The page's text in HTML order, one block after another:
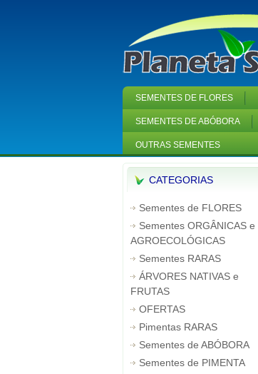
SEMENTES DE FLORES
SEMENTES DE ABÓBORA
OUTRAS SEMENTES
CATEGORIAS
Sementes de FLORES
Sementes ORGÂNICAS e
AGROECOLÓGICAS
Sementes RARAS
ÁRVORES NATIVAS e
FRUTAS
OFERTAS
Pimentas RARAS
Sementes de ABÓBORA
Sementes de PIMENTA